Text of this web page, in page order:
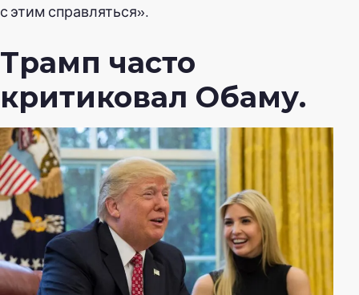
с этим справляться».
Трамп часто
критиковал Обаму.